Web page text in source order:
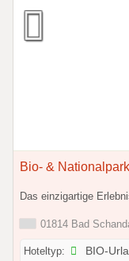
Bio- &
Das einzigartige
01814 Bad
Hoteltyp: BIO-